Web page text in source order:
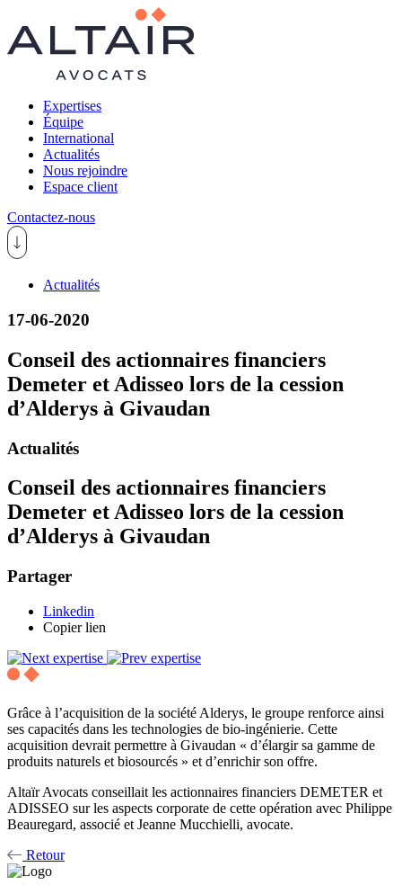
Expertises
Équipe
International
Actualités
Nous rejoindre
Espace client
Contactez-nous
Actualités
17-06-2020
Conseil des actionnaires financiers
Demeter et Adisseo lors de la cession
d’Alderys à Givaudan
Actualités
Conseil des actionnaires financiers
Demeter et Adisseo lors de la cession
d’Alderys à Givaudan
Partager
Linkedin
Copier lien
Grâce à l’acquisition de la société Alderys, le groupe renforce ainsi
ses capacités dans les technologies de bio-ingénierie. Cette
acquisition devrait permettre à Givaudan « d’élargir sa gamme de
produits naturels et biosourcés » et d’enrichir son offre.
Altaïr Avocats conseillait les actionnaires financiers DEMETER et
ADISSEO sur les aspects corporate de cette opération avec Philippe
Beauregard, associé et Jeanne Mucchielli, avocate.
Retour